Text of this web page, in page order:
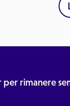
per rimanere